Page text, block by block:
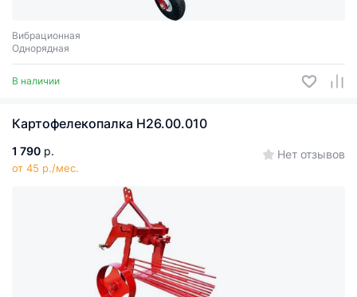
Вибрационная
Однорядная
В наличии
Картофелекопалка Н26.00.010
1 790 р.
от 45 р./мес.
Нет отзывов